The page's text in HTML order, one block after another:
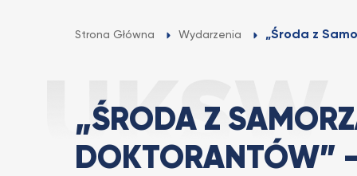
Strona Główna Wydarzenia „Środa z
„ŚRODA Z
DOKTORANTÓW”